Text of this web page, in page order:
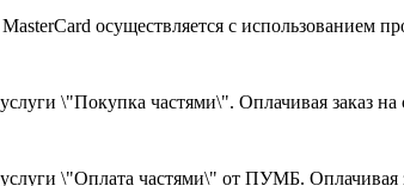
осуществляется с использованием
\"Покупка частями\". Оплачивая заказ
\"Оплата частями\" от ПУМБ. Оплачивая